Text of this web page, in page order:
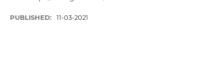
PUBLISHED: 11-03-2021